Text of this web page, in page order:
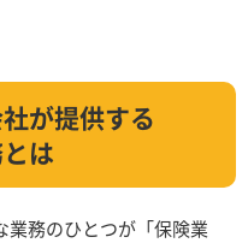
が提供する
は
業務のひとつが「保険業